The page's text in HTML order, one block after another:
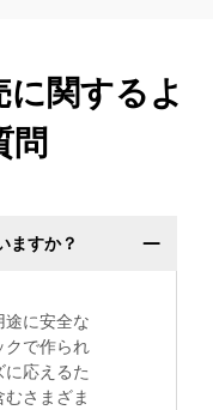
関するよ
問
ますか？
途に安全な
クで作られ
応えるた
さまざま